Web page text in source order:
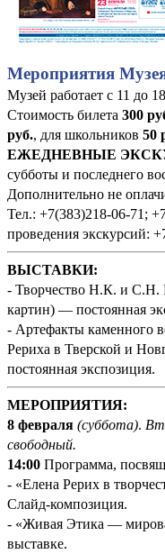
Мероприятия
Музей работает с 11 до
Стоимость билета 300
руб., для школьников 50
ЕЖЕДНЕВНЫЕ
субботы и последнего
Дополнительно не
Тел.: +7(383)218-06-71;
проведения экскурсий:
ВЫСТАВКИ:
- Творчество Н.К. и С.Н.
картин) — постоянная
- Артефакты каменного
Рериха в Тверской и
постоянная экспозиция.
МЕРОПРИЯТИЯ:
8 февраля (суббота).
свободный.
14:00 Программа,
- «Елена Рерих в
Слайд-композиция.
- «Живая Этика —
выставке.